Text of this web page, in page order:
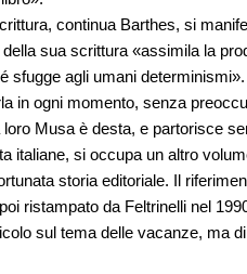
continua Barthes, si
sua scrittura «assimila la
sfugge agli umani
in ogni momento, senza
Musa è desta, e partorisce
italiane, si occupa un altro
storia editoriale. Il
ristampato da Feltrinelli nel
sul tema delle vacanze, ma